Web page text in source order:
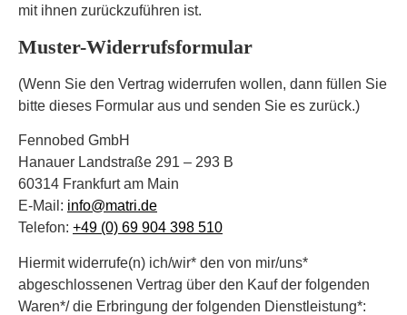
mit ihnen zurückzuführen ist.
Muster-Widerrufsformular
(Wenn Sie den Vertrag widerrufen wollen, dann füllen Sie
bitte dieses Formular aus und senden Sie es zurück.)
Fennobed GmbH
Hanauer Landstraße 291 – 293 B
60314 Frankfurt am Main
E-Mail: info@matri.de
Telefon: +49 (0) 69 904 398 510
Hiermit widerrufe(n) ich/wir* den von mir/uns*
abgeschlossenen Vertrag über den Kauf der folgenden
Waren*/ die Erbringung der folgenden Dienstleistung*: